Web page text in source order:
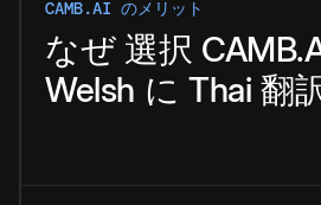
CAMB.AI のメリット
なぜ 選択
Welsh に Thai 翻